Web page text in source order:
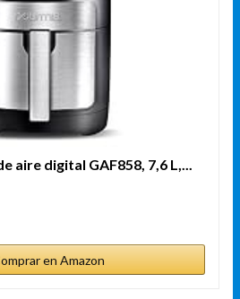
aire digital GAF858, 7,6 L,...
en Amazon